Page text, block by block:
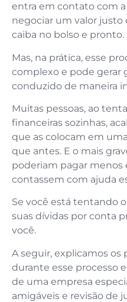
entra em contato com
negociar um valor
caiba no bolso e pronto.
Mas, na prática, esse
complexo e pode gerar
conduzido de maneira
Muitas pessoas, ao
financeiras sozinhas,
que as colocam em
que antes. E o mais
poderiam pagar menos
contassem com ajuda
Se você está tentando
suas dívidas por conta
você.
A seguir, explicamos
durante esse processo
de uma empresa
amigáveis e revisão de